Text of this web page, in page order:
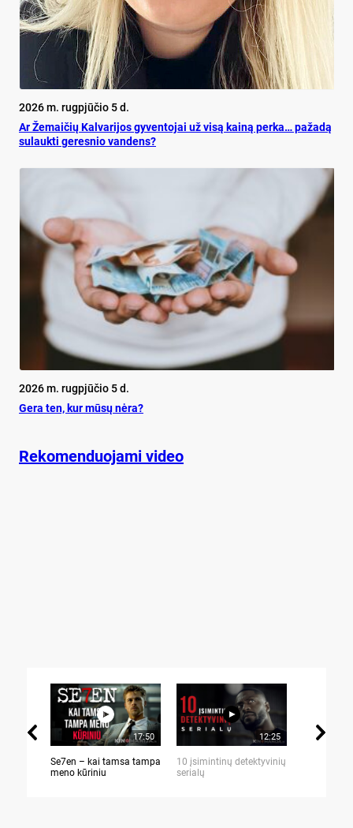
2026 m. rugpjūčio 5 d.
Ar Že­mai­čių Kal­va­ri­jos gy­ven­to­jai už vi­są kai­ną per­ka… pa­ža­dą
su­lauk­ti ge­res­nio van­dens?
2026 m. rugpjūčio 5 d.
Ge­ra ten, kur mū­sų nė­ra?
Rekomenduojami video
17:50
Se7en – kai tamsa tampa
meno kūriniu
12:25
10 įsimintinų detektyvinių
serialų